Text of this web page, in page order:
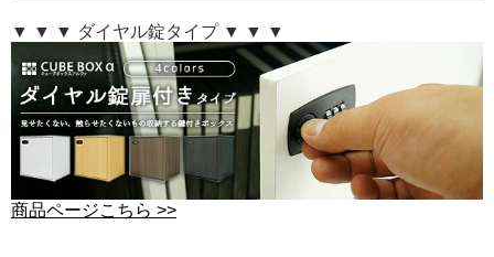
▼ ▼ ▼ ダイヤル錠タイプ ▼ ▼ ▼
商品ページこちら >>